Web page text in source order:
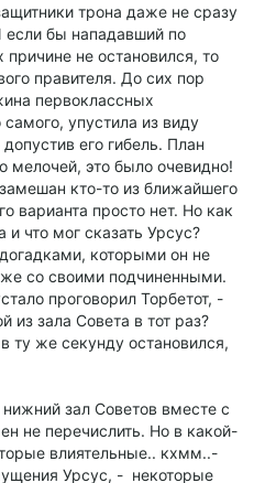
трона даже не сразу
если бы нападавший по
не остановился, то
правителя. До сих пор
первоклассных
упустила из виду
его гибель. План
мелочей, это было очевидно!
кто-то из ближайшего
варианта просто нет. Но как
и что мог сказать Урсус?
которыми он не
со своими подчиненными.
проговорил Торбетот, -
из зала Совета в тот раз?
ту же секунду остановился,
зал Советов вместе с
не перечислить. Но в какой-
влиятельные.. кхмм..-
Урсус, - некоторые